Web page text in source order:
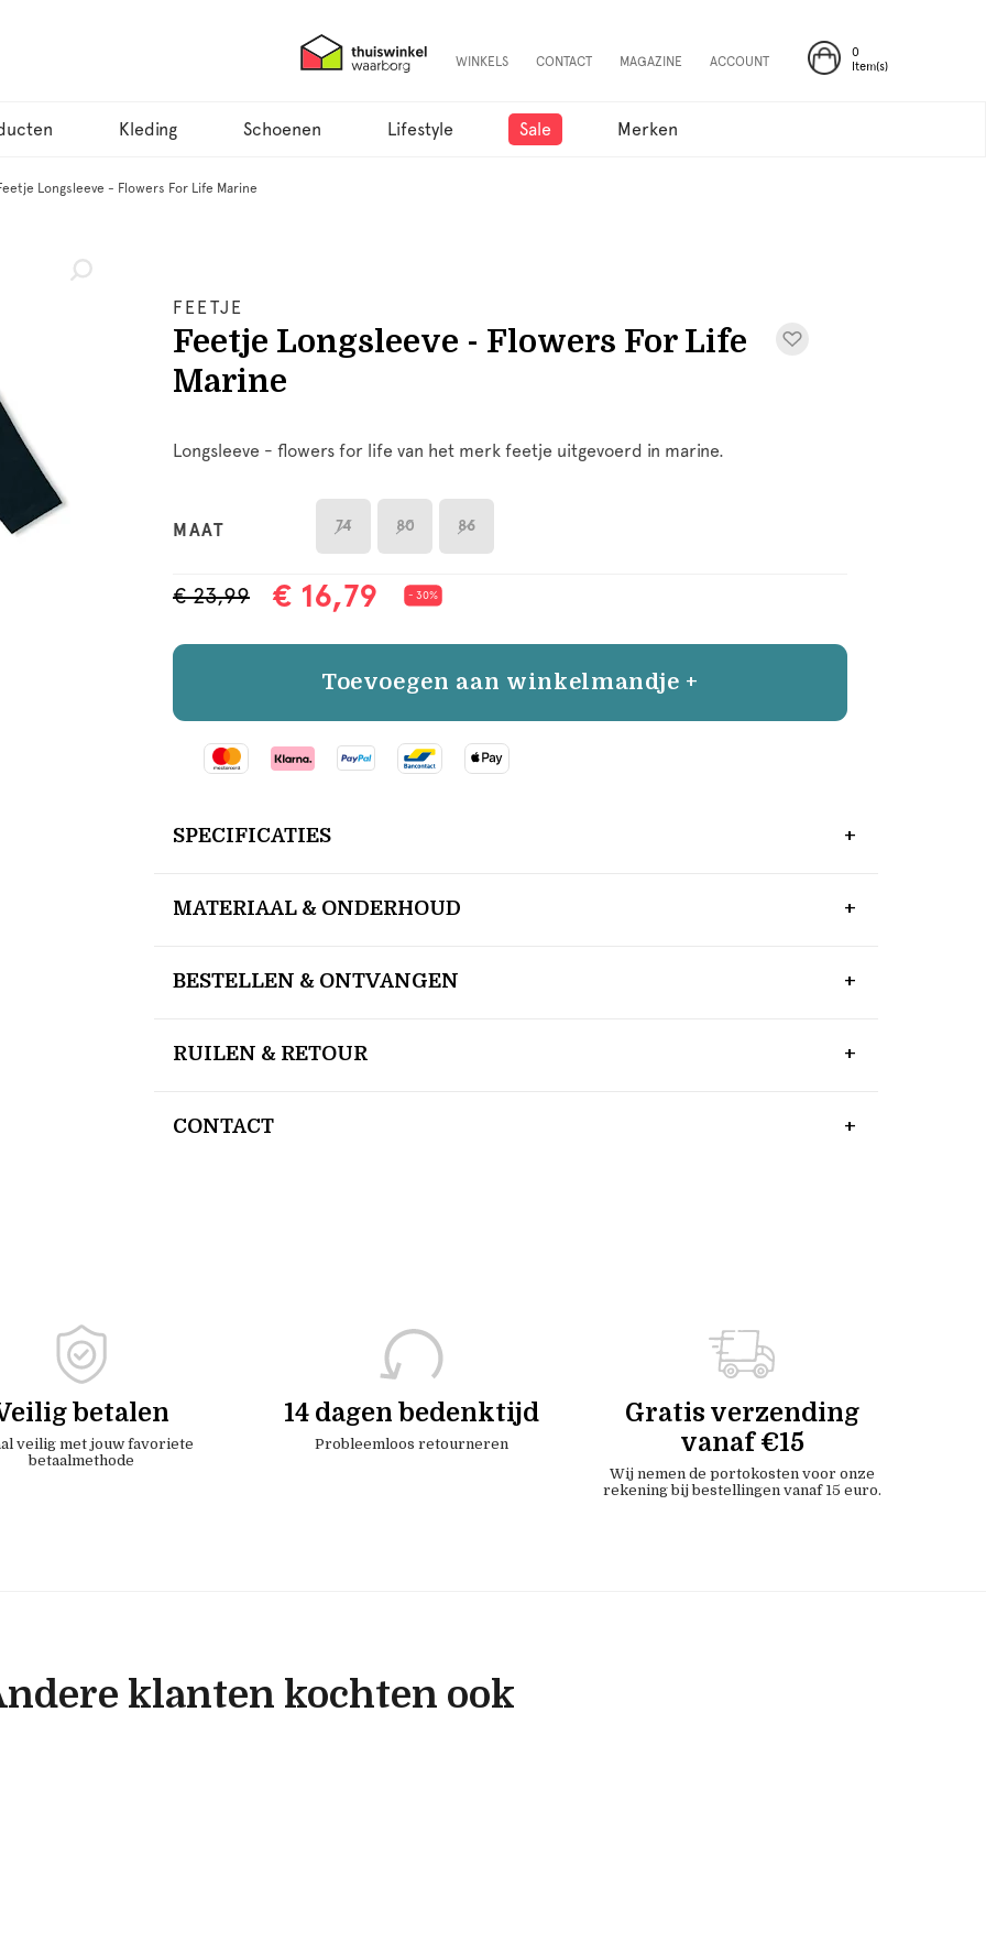
0
Item(s)
WINKELS CONTACT MAGAZINE ACCOUNT
Kleding Schoenen Lifestyle Sale Merken
Longsleeve - Flowers For Life Marine
FEETJE
Feetje Longsleeve - Flowers For Life
Marine
Longsleeve - flowers for life van het merk feetje uitgevoerd in marine.
MAAT 74 80 86
€ 23,99 € 16,79 - 30%
Toevoegen aan winkelmandje +
SPECIFICATIES
MATERIAAL & ONDERHOUD
BESTELLEN & ONTVANGEN
RUILEN & RETOUR
CONTACT
betalen
veilig met jouw favoriete
betaalmethode
14 dagen bedenktijd
Probleemloos retourneren
Gratis verzending
vanaf €15
Wij nemen de portokosten voor onze
rekening bij bestellingen vanaf 15 euro.
klanten kochten ook